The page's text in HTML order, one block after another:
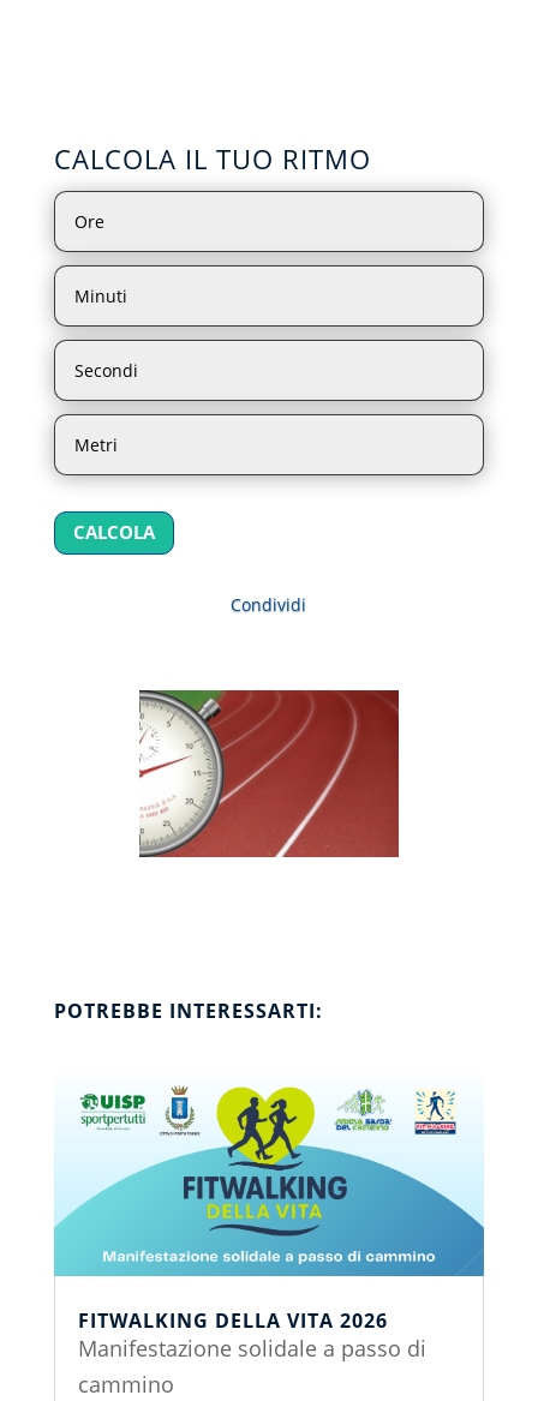
CALCOLA IL TUO RITMO
CALCOLA
Condividi
POTREBBE INTERESSARTI:
FITWALKING DELLA VITA 2026
Manifestazione solidale a passo di
cammino